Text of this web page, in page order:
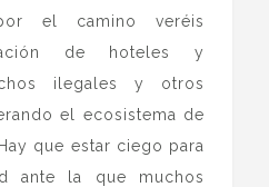
por el camino veréis
de hoteles y
ilegales y otros
el ecosistema de
que estar ciego para
ante la que muchos